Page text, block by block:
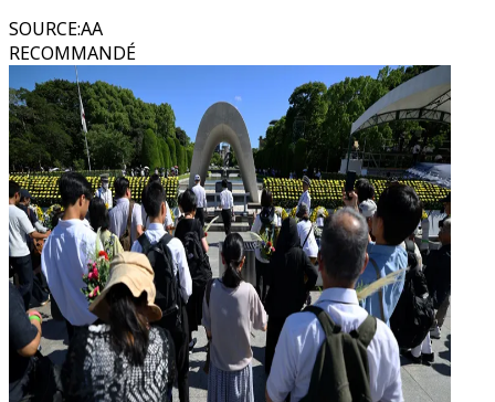
SOURCE:AA
RECOMMANDÉ